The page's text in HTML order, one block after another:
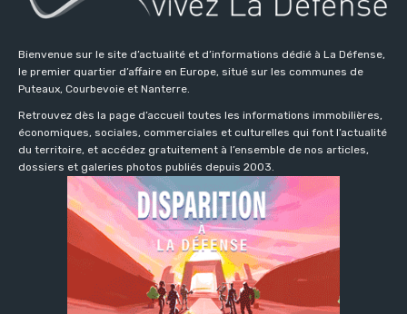
Bienvenue sur le site d’actualité et d’informations dédié à La Défense,
le premier quartier d’affaire en Europe, situé sur les communes de
Puteaux, Courbevoie et Nanterre.
Retrouvez dès la page d’accueil toutes les informations immobilières,
économiques, sociales, commerciales et culturelles qui font l’actualité
du territoire, et accédez gratuitement à l’ensemble de nos articles,
dossiers et galeries photos publiés depuis 2003.